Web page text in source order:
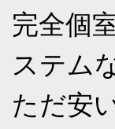
完全個
ステム
ただ安